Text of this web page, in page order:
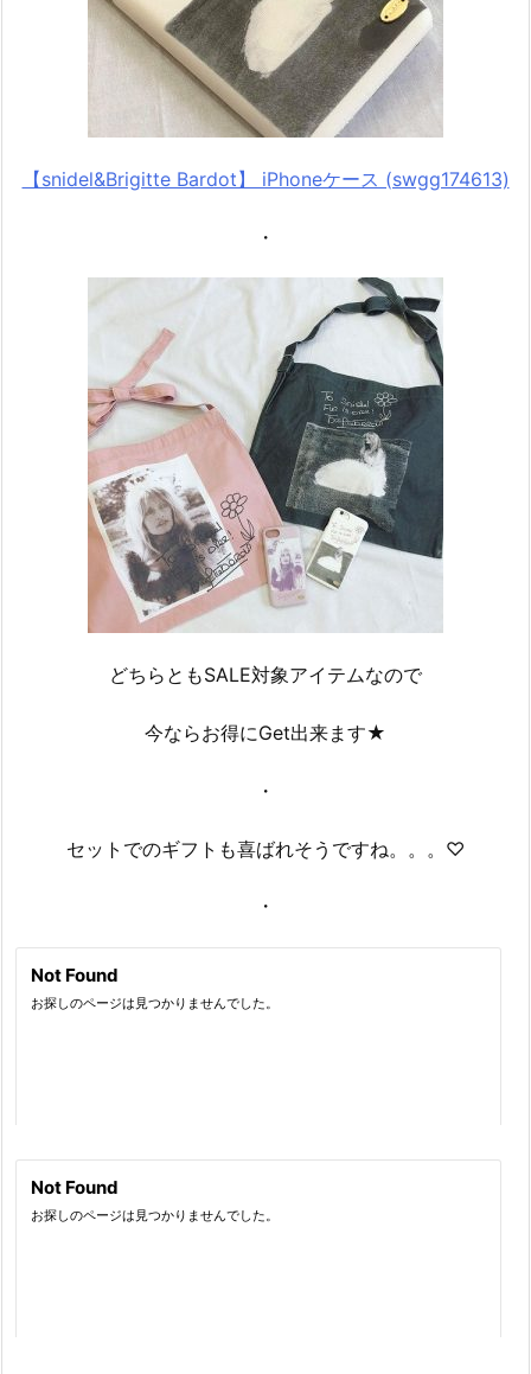
【snidel&Brigitte Bardot】 iPhoneケース (swgg174613)
・
どちらともSALE対象アイテムなので
今ならお得にGet出来ます★
・
セットでのギフトも喜ばれそうですね。。。♡
・